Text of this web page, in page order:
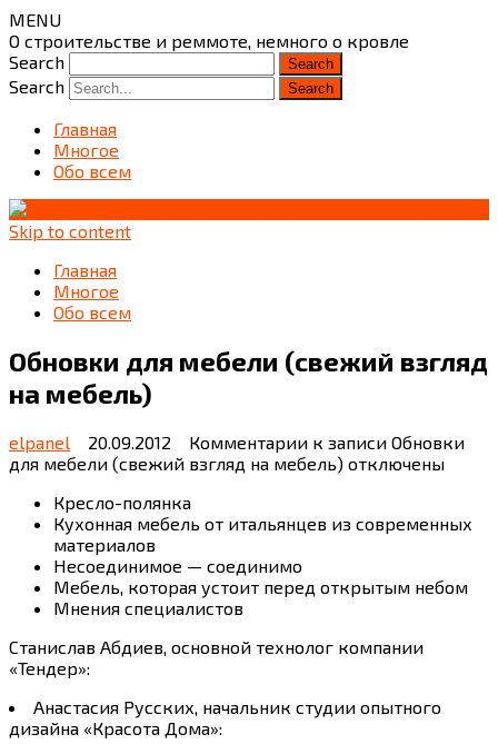
MENU
О строительстве и реммоте, немного о кровле
Search
Search
Главная
Многое
Обо всем
Skip to content
Главная
Многое
Обо всем
Обновки для мебели (свежий взгляд
на мебель)
elpanel 20.09.2012 Комментарии к записи Обновки
для мебели (свежий взгляд на мебель) отключены
Кресло-полянка
Кухонная мебель от итальянцев из современных
материалов
Несоединимое — соединимо
Мебель, которая устоит перед открытым небом
Мнения специалистов
Станислав Абдиев, основной технолог компании
«Тендер»:
Анастасия Русских, начальник студии опытного
дизайна «Красота Дома»: